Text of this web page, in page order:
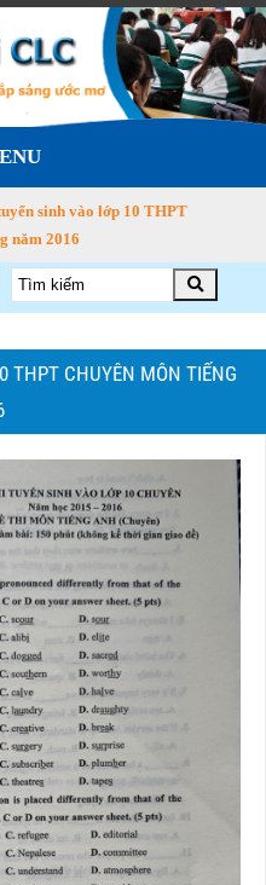
sinh vào lớp 10 THPT
năm 2016
THPT CHUYÊN MÔN TIẾNG